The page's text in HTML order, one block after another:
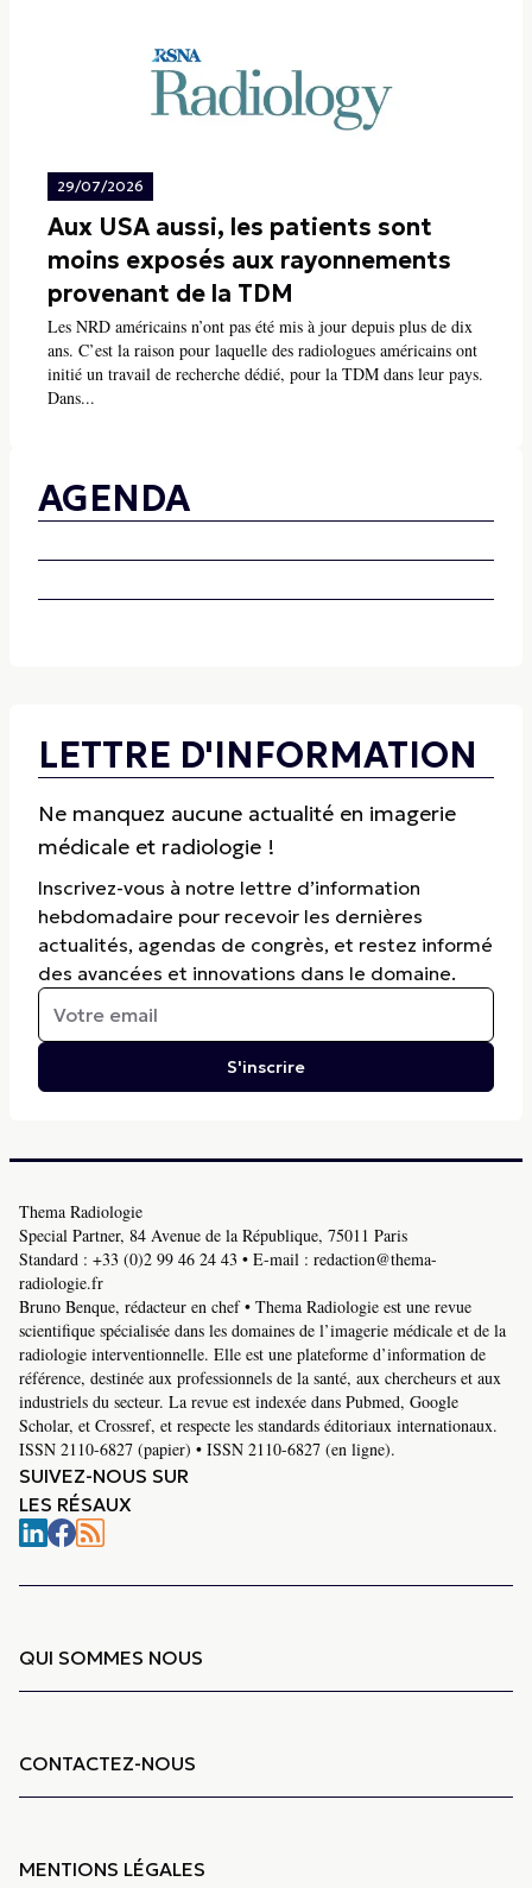
29/07/2026
Aux USA aussi, les patients sont
moins exposés aux rayonnements
provenant de la TDM
Les NRD américains n’ont pas été mis à jour depuis plus de dix
ans. C’est la raison pour laquelle des radiologues américains ont
initié un travail de recherche dédié, pour la TDM dans leur pays.
Dans...
AGENDA
LETTRE D'INFORMATION
Ne manquez aucune actualité en imagerie
médicale et radiologie !
Inscrivez-vous à notre lettre d’information
hebdomadaire pour recevoir les dernières
actualités, agendas de congrès, et restez informé
des avancées et innovations dans le domaine.
S'inscrire
Thema Radiologie
Special Partner, 84 Avenue de la République, 75011 Paris
Standard : +33 (0)2 99 46 24 43 • E-mail : redaction@thema-
radiologie.fr
Bruno Benque, rédacteur en chef • Thema Radiologie est une revue
scientifique spécialisée dans les domaines de l’imagerie médicale et de la
radiologie interventionnelle. Elle est une plateforme d’information de
référence, destinée aux professionnels de la santé, aux chercheurs et aux
industriels du secteur. La revue est indexée dans Pubmed, Google
Scholar, et Crossref, et respecte les standards éditoriaux internationaux.
ISSN 2110-6827 (papier) • ISSN 2110-6827 (en ligne).
SUIVEZ-NOUS SUR
LES RÉSAUX
QUI SOMMES NOUS
CONTACTEZ-NOUS
MENTIONS LÉGALES